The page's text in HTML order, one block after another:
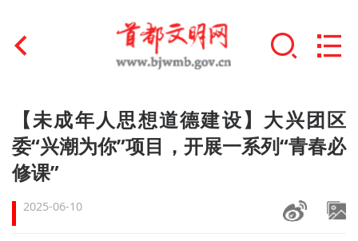
首页
文明创建
+
文明实践
文明培育
+
【未成年人思想道德建设】大兴团区
委“兴潮为你”项目，开展一系列“青春必
修课”
2025-06-10